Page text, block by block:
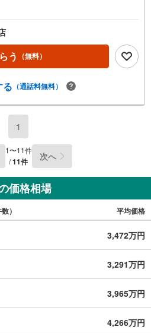
う （無料）
る （通話料無料）
1
1〜11件
/11件 次へ
価格相場
） 平均価格
3,472万円
3,291万円
3,965万円
4,266万円